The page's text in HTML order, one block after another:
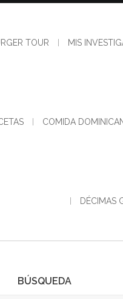
TOUR MIS
COMIDA
DÉCIMAS
BÚSQUEDA